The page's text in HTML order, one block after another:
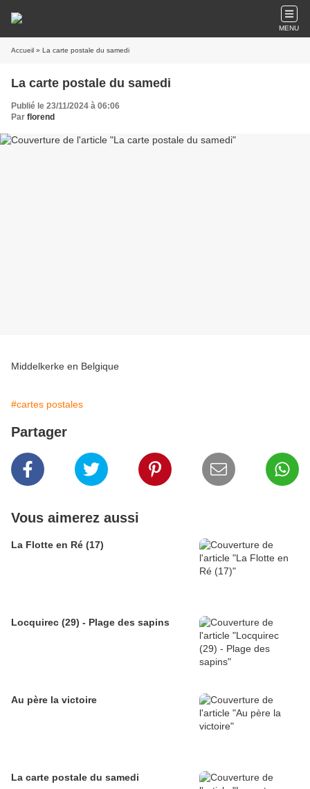
MENU
Accueil » La carte postale du samedi
La carte postale du samedi
Publié le 23/11/2024 à 06:06
Par florend
Middelkerke en Belgique
#cartes postales
Partager
Vous aimerez aussi
La Flotte en Ré (17)
Locquirec (29) - Plage des sapins
Au père la victoire
La carte postale du samedi